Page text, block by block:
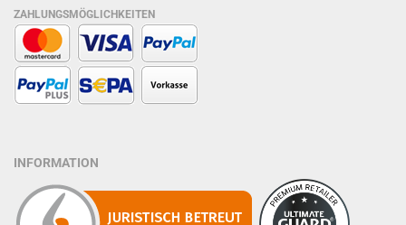
ZAHLUNGSMÖGLICHKEITEN
INFORMATION